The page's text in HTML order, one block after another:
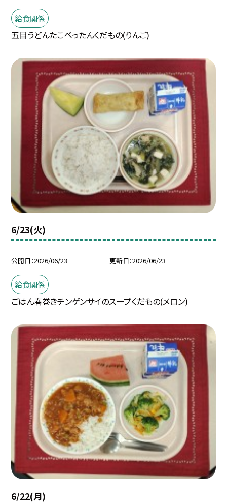
給食関係
五目うどんたこぺったんくだもの(りんご)
6/23(火)
公開日 2026/06/23 更新日 2026/06/23
給食関係
ごはん春巻きチンゲンサイのスープくだもの(メロン)
6/22(月)